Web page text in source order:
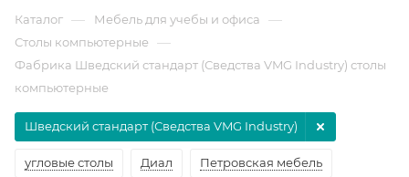
Каталог — Мебель для учебы и офиса —
Столы компьютерные —
Фабрика Шведский стандарт (Сведства VMG Industry) столы
компьютерные
угловые столы Диал Петровская мебель
Шведский стандарт (Сведства VMG Industry)